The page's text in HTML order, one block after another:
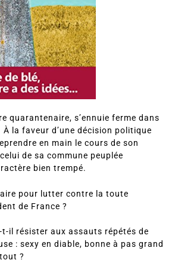
quarantenaire, s’ennuie ferme dans
la faveur d’une décision politique
en main le cours de son
de sa commune peuplée
bien trempé.
pour lutter contre la toute
de France ?
t-il résister aux assauts répétés de
: sexy en diable, bonne à pas grand
?